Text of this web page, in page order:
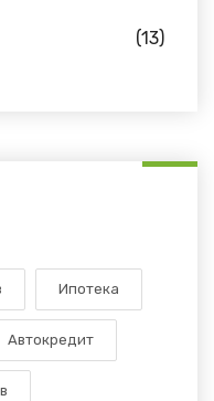
(13)
Ипотека
Автокредит